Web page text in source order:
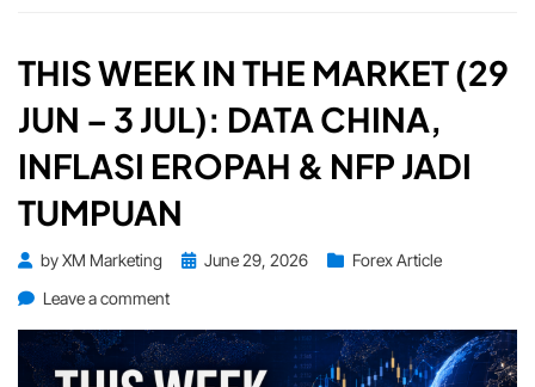
THIS WEEK IN THE MARKET (29
JUN – 3 JUL): DATA CHINA,
INFLASI EROPAH & NFP JADI
TUMPUAN
byXM Marketing
PostedJune 29, 2026
Forex Article
Leave a commenton
Week
in